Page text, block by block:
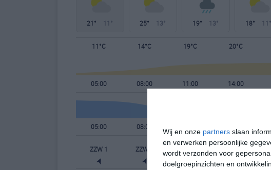
Wij en onze partners slaan
en verwerken persoonlijke
wordt verzonden voor
doelgroepinzichten en
21° 11° 25° 13° 19° 13° 18° 11°
11°C 14°C 19°C 20°C
05:00 08:00 11:00 14:00
05:00 08:00
ZZW 1 ZZW 2 ZW 2